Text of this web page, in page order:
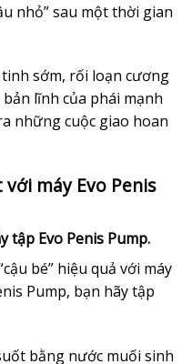
nhỏ” sau một thời gian
sớm, rối loạn cương
lĩnh của phái mạnh
những cuộc giao hoan
máy Evo Penis
tập Evo Penis Pump.
bé” hiệu quả với máy
Pump, bạn hãy tập
bằng nước muối sinh